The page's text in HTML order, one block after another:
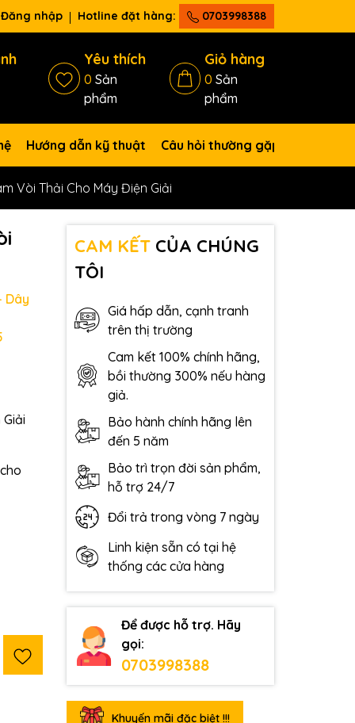
Đăng nhập Hotline đặt hàng: 0703998388
Yêu thích
0 Sản
phẩm
Giỏ hàng
0 Sản
phẩm
Hướng dẫn kỹ thuật Câu hỏi thường gặp
Vòi Thải Cho Máy Điện Giải
Dây
CAM KẾTCỦA CHÚNG
TÔI
Giá hấp dẫn, cạnh tranh
trên thị trường
Cam kết 100% chính hãng,
bồi thường 300% nếu hàng
giả.
Bảo hành chính hãng lên
đến 5 năm
Bảo trì trọn đời sản phẩm,
hỗ trợ 24/7
Đổi trả trong vòng 7 ngày
Linh kiện sẵn có tại hệ
thống các cửa hàng
Để được hỗ trợ. Hãy
gọi:
0703998388
Khuyến mãi đặc biệt !!!